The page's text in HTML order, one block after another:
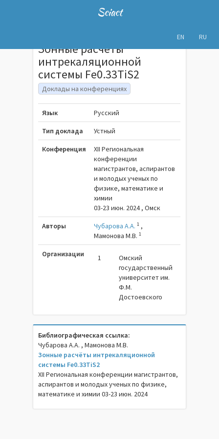
Sciact
EN RU
Зонные расчёты
интрекаляционной
системы Fe0.33TiS2
Доклады на конференциях
Язык Русский
Тип доклада Устный
Конференция
XII Региональная
конференции
магистрантов, аспирантов
и молодых ученых по
физике, математике и
химии
03-23 июн. 2024 , Омск
Авторы Чубарова А.А. 1 ,
Мамонова М.В.1
Организации 1
Омский
государственный
университет им.
Ф.М.
Достоевского
Библиографическая ссылка:
Чубарова А.А. , Мамонова М.В.
Зонные расчёты интрекаляционной
системы Fe0.33TiS2
XII Региональная конференции магистрантов,
аспирантов и молодых ученых по физике,
математике и химии 03-23 июн. 2024